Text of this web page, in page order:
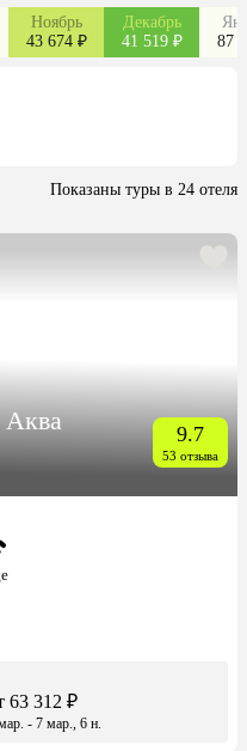
Ноябрь
43 674 ₽
Декабрь
41 519 ₽
87
Показаны туры в 24 отеля
Аква
9.7
53 отзыва
63 312 ₽
- 7 мар., 6 н.